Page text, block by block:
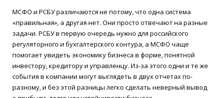
МСФО и РСБУ различаются не потому, что одна система
«правильная», а другая нет. Они просто отвечают на разные
задачи. РСБУ в первую очередь нужно для российского
регуляторного и бухгалтерского контура, а МСФО чаще
помогает увидеть экономику бизнеса в форме, понятной
инвестору, кредитору и управленцу. Из-за этого одни и те же
события в компании могут выглядеть в двух отчетах по-
разному, и без этой разницы легко сделать неверный вывод